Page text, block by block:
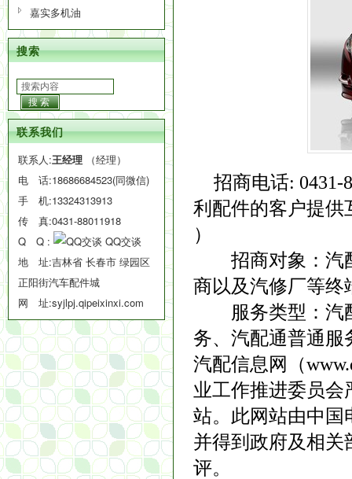
嘉实多机油
搜索
搜索
联系我们
联系人:王经理 （经理）
电 话:18686684523(同微信)
手 机:13324313913
传 真:0431-88011918
Q Q :
QQ交谈
地 址:吉林省 长春市 绿园区
正阳街汽车配件城
网 址:syjlpj.qipeixinxi.com
招商电话: 0431-
利配件的客户提供
）
招商对象：汽配
商以及汽修厂等终
服务类型：汽配
务、汽配通普通服
汽配信息网（
业工作推进委员会
站。此网站由中国
并得到政府及相关
评。